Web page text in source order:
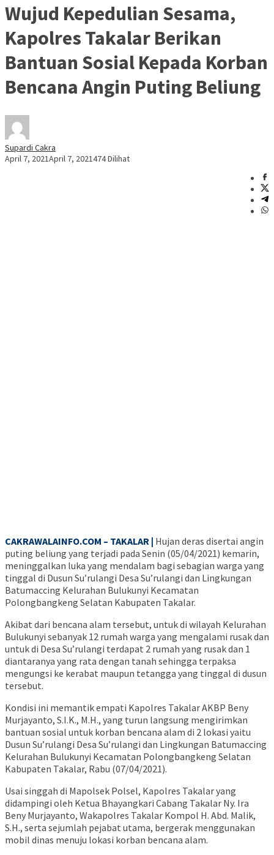
Wujud Kepedulian Sesama,
Kapolres Takalar Berikan
Bantuan Sosial Kepada Korban
Bencana Angin Puting Beliung
Supardi Cakra
April 7, 2021April 7, 2021474 Dilihat
CAKRAWALAINFO.COM – TAKALAR | Hujan deras disertai angin
puting beliung yang terjadi pada Senin (05/04/2021) kemarin,
meninggalkan luka yang mendalam bagi sebagian warga yang
tinggal di Dusun Su’rulangi Desa Su’rulangi dan Lingkungan
Batumaccing Kelurahan Bulukunyi Kecamatan
Polongbangkeng Selatan Kabupaten Takalar.
Akibat dari bencana alam tersebut, untuk di wilayah Kelurahan
Bulukunyi sebanyak 12 rumah warga yang mengalami rusak dan
untuk di Desa Su’rulangi terdapat 2 rumah yang rusak dan 1
diantaranya yang rata dengan tanah sehingga terpaksa
mengungsi ke kerabat maupun tetangga yang tinggal di dusun
tersebut.
Kondisi ini memantik empati Kapolres Takalar AKBP Beny
Murjayanto, S.I.K., M.H., yang turun langsung mengirimkan
bantuan sosial untuk korban bencana alam di 2 lokasi yaitu
Dusun Su’rulangi Desa Su’rulangi dan Lingkungan Batumaccing
Kelurahan Bulukunyi Kecamatan Polongbangkeng Selatan
Kabupaten Takalar, Rabu (07/04/2021).
Usai singgah di Mapolsek Polsel, Kapolres Takalar yang
didampingi oleh Ketua Bhayangkari Cabang Takalar Ny. Ira
Beny Murjayanto, Wakapolres Takalar Kompol H. Abd. Malik,
S.H., serta sejumlah pejabat utama, bergerak menggunakan
mobil dinas menuju lokasi korban bencana alam.